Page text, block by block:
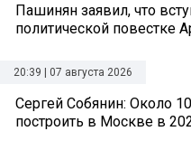
Пашинян заявил, что
политической повестке
20:39 | 07 августа 2026
Сергей Собянин: Около
построить в Москве в